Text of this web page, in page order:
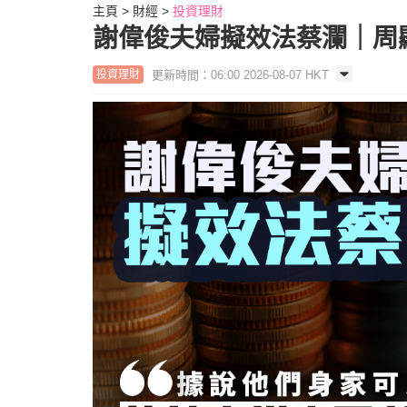
主頁 財經 投資理財
謝偉俊夫婦擬效法蔡瀾｜周
投資理財 更新時間：06:00 2026-08-07 HKT